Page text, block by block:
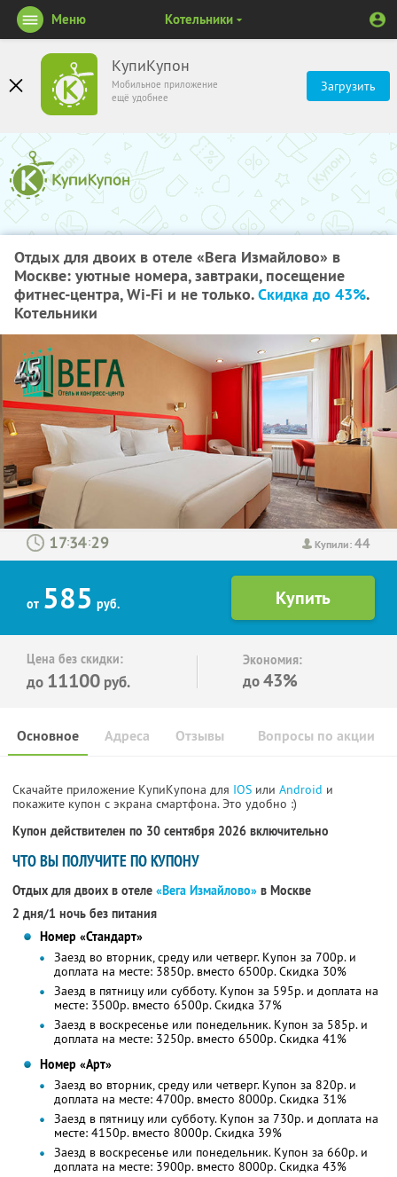
КупиКупон
Мобильное приложение
ещё удобнее
Загрузить
Меню Котельники
Отдых для двоих в отеле «Вега Измайлово» в
Москве: уютные номера, завтраки, посещение
фитнес-центра, Wi-Fi и не только.Скидка до 43%.
Котельники
Купили:44
: :
от 585 руб.
Цена без скидки:
до 11100 руб.
Экономия:
до43%
Основное Отзывы Вопросы по акции
Адреса
Скачайте приложение КупиКупона для IOS или Android и
покажите купон с экрана смартфона. Это удобно :)
Купон действителен по 30 сентября 2026 включительно
ЧТО ВЫ ПОЛУЧИТЕ ПО КУПОНУ
Отдых для двоих в отеле «Вега Измайлово» в Москве
2 дня/1 ночь без питания
Номер «Стандарт»
Заезд во вторник, среду или четверг. Купон за 700р. и
доплата на месте: 3850р. вместо 6500р.Скидка 30%
Заезд в пятницу или субботу. Купон за 595р. и доплата на
месте: 3500р. вместо 6500р.Скидка 37%
Заезд в воскресенье или понедельник. Купон за 585р. и
доплата на месте: 3250р. вместо 6500р.Скидка 41%
Номер «Арт»
Заезд во вторник, среду или четверг. Купон за 820р. и
доплата на месте: 4700р. вместо 8000р.Скидка 31%
Заезд в пятницу или субботу. Купон за 730р. и доплата на
месте: 4150р. вместо 8000р.Скидка 39%
Заезд в воскресенье или понедельник. Купон за 660р. и
доплата на месте: 3900р. вместо 8000р.Скидка 43%